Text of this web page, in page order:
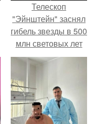
Телескоп
"Эйнштейн" заснял
гибель звезды в 500
млн световых лет
от земли.